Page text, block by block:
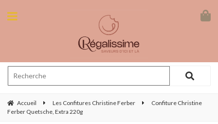
Accueil Les Confitures Christine Ferber
Confiture Christine
Ferber Quetsche, Extra 220g